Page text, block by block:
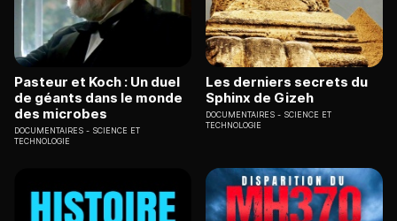
Pasteur et Koch : Un duel
de géants dans le monde
des microbes
DOCUMENTAIRES
SCIENCE ET
TECHNOLOGIE
Les derniers secrets du
Sphinx de Gizeh
DOCUMENTAIRES
SCIENCE ET
TECHNOLOGIE